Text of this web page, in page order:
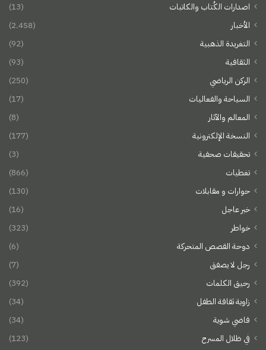
اصدارات الكُتاب والكاتبات
(13)
الأخبار
(2٬458)
التغريدة الذهبية
(92)
الثقافية
(93)
الركن الرياضي
(250)
السياحة والفعاليات
(17)
المعالم والآثار
(8)
النسخة الإلكترونية
(177)
تحقيقات صحفية
(3)
تغطيات
(866)
حوارات و مقابلات
(130)
خبر عاجل
(16)
خواطر
(323)
دوحة القصص المتحركة
(6)
رجل لا يصفق
(7)
رحيق الكلمات
(392)
زاوية ثقافة الطفل
(34)
فاضي شوية
(34)
في ظلال المسرح
(123)